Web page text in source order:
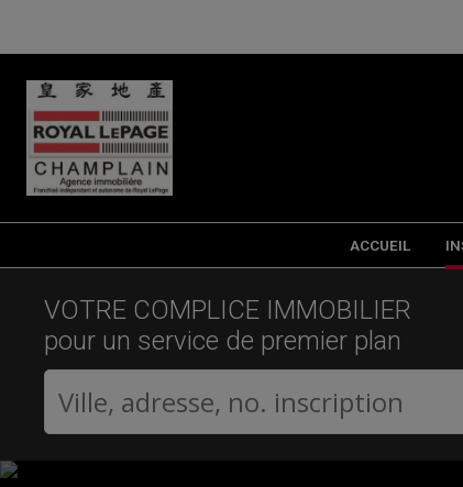
ACCUEIL
VOTRE COMPLICE IMMOBILIER
pour un service de premier plan